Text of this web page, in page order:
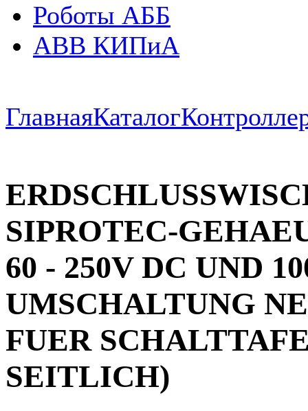
Роботы АББ
ABB КИПиА
ГлавнаяКаталог
SIPROTEC-
60 - 250V DC UND
UMSCHALTUNG
FUER
SEITLICH)